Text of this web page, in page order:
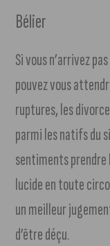
Bélier
Si vous n’arrivez
pouvez vous
ruptures, les
parmi les natifs du
sentiments prendre
lucide en toute
un meilleur
d’être déçu.